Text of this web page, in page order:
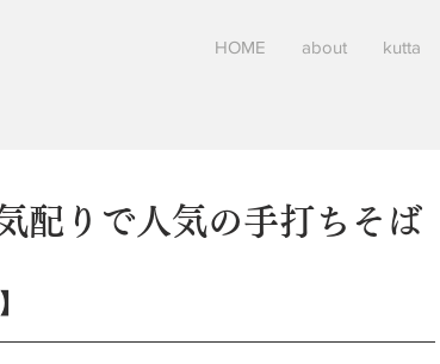
HOME about kutta
配りで人気の手打ちそば